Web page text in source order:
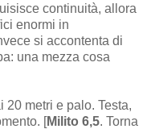
continuità, allora
enormi in
si accontenta di
una mezza cosa
20 metri e palo. Testa,
[Milito 6,5. Torna